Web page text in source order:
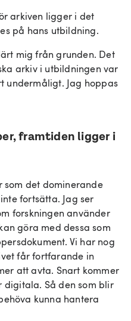
arkiven ligger i det
på hans utbildning.
mig från grunden. Det
arkiv i utbildningen var
undermåligt. Jag hoppas
framtiden ligger i
som det dominerande
fortsätta. Jag ser
forskningen använder
göra med dessa som
Vi har nog
får fortfarande in
att avta. Snart kommer
digitala. Så den som blir
kunna hantera